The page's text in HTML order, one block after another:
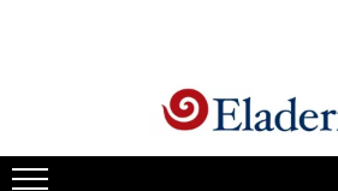
Vezi toate produsele
Creme cu protectie solara